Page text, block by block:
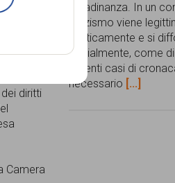
diritti
Camera
cittadinanza. In un
razzismo viene
politicamente e si
socialmente, come
recenti casi di
necessario [...]